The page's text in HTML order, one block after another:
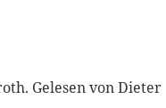
Gelesen von Dieter